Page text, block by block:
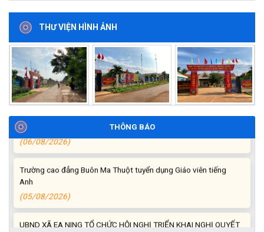
THƯ VIỆN HÌNH ẢNH
BAN CHỈ HUY QUÂN SỰ XÃ EA NING TỔ CHỨC HỘI NGHỊ TRAO
QUYẾT ĐỊNH MIỄN NHIỆM, BỔ NHIỆM CÁN BỘ THÔN, BUÔN ĐỘI
TRƯỞNG, TIỂU ĐỘI TRƯỞNG DÂN QUÂN TẠI CHỖ.
(06/08/2026)
UBND xã Ea Ning tổ chức Hội nghị đánh giá công tác chính sách
an sinh xã hội 7 tháng đầu năm 2026.
(06/08/2026)
Trường cao đẳng Buôn Ma Thuột tuyển dụng Giáo viên tiếng
Anh
(05/08/2026)
UBND XÃ EA NING TỔ CHỨC HỘI NGHỊ TRIỂN KHAI NGHỊ QUYẾT
SỐ 36/2026/NQ-CP NGÀY 31/7/2026/NQ-CP NGÀY
31/7/2026 CỦA CHÍNH PHỦ.